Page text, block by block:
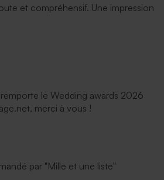
et compréhensif. Une impression
remporte le Wedding awards 2026
merci à vous !
par "Mille et une liste"